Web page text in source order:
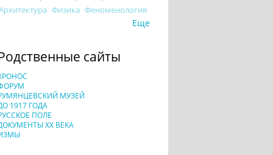
Физика Феноменология
Еще
сайты
МУЗЕЙ
1917 ГОДА
ПОЛЕ
XX ВЕКА